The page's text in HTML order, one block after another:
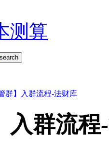
测算
群】入群流程-法财库
入群流